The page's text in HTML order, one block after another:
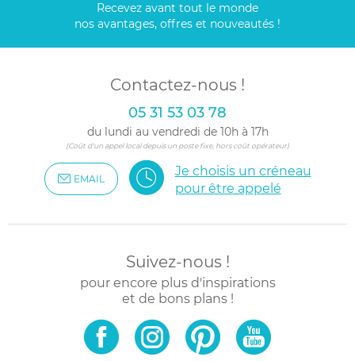
Recevez avant tout le monde
nos avantages, offres et nouveautés !
Contactez-nous !
05 31 53 03 78
du lundi au vendredi de 10h à 17h
(Coût d'un appel local depuis un poste fixe, hors coût opérateur)
EMAIL
Je choisis un créneau
pour être appelé
Suivez-nous !
pour encore plus d'inspirations
et de bons plans !